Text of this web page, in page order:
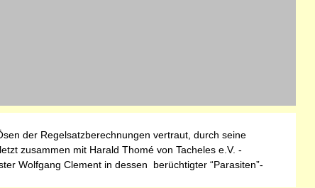
der Regelsatzberechnungen vertraut, durch seine
zusammen mit Harald Thomé von Tacheles e.V. -
Wolfgang Clement in dessen berüchtigter “Parasiten”-